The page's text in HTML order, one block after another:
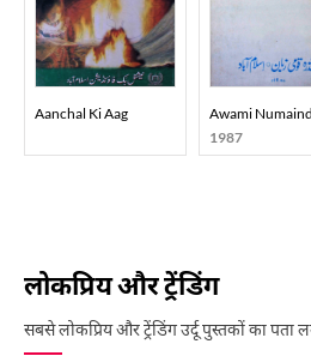
Aanchal Ki Aag
Awami
1987
लोकप्रिय और ट्रेंडिंग
सबसे लोकप्रिय और ट्रेंडिंग उर्दू पुस्तकों का पता